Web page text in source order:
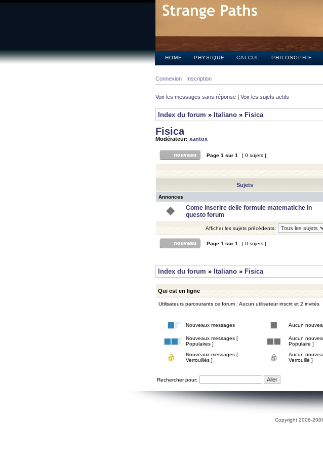
HOME PHYSIQUE CALCUL PHILOSOPHIE
Connexion Inscription
Voir les messages sans réponse | Voir les sujets actifs
Index du forum » Italiano » Fisica
Fisica
Modérateur: xantox
Page 1 sur 1 [ 0 sujets ]
Sujets
Annonces
Come inserire delle formule matematiche in
questo forum
Afficher les sujets précédents:
Page 1 sur 1 [ 0 sujets ]
Index du forum » Italiano » Fisica
Qui est en ligne
Utilisateurs parcourants ce forum : Aucun utilisateur inscrit et 2 invités
Nouveaux messages Aucun
Nouveaux messages [
Populaires ]
Aucun
Populaire ]
Nouveaux messages [
Verrouillés ]
Aucun
Verrouillé ]
Rechercher pour:
Copyright 2006-